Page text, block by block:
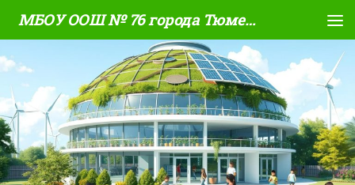
Skip to content МБОУ ООШ № 76 города Тюмени